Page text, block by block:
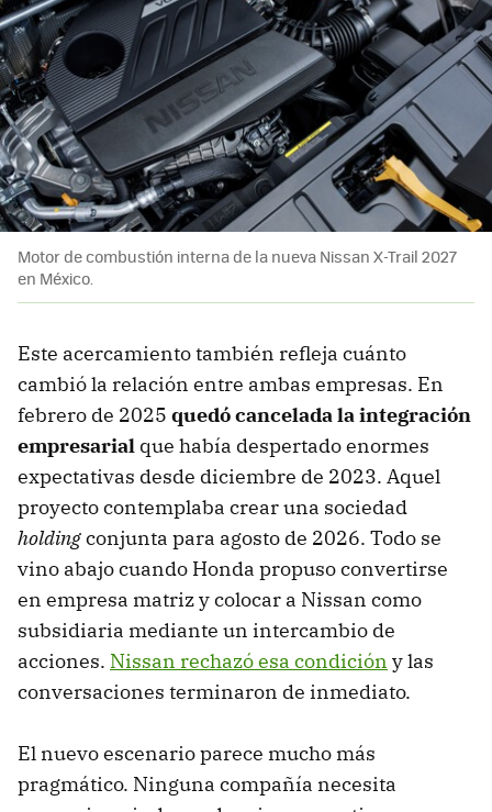
Motor de combustión interna de la nueva Nissan X-Trail 2027
en México.
Este acercamiento también refleja cuánto
cambió la relación entre ambas empresas. En
febrero de 2025 quedó cancelada la integración
empresarial que había despertado enormes
expectativas desde diciembre de 2023. Aquel
proyecto contemplaba crear una sociedad
holdingconjunta para agosto de 2026. Todo se
vino abajo cuando Honda propuso convertirse
en empresa matriz y colocar a Nissan como
subsidiaria mediante un intercambio de
acciones. Nissan rechazó esa condición y las
conversaciones terminaron de inmediato.
El nuevo escenario parece mucho más
pragmático. Ninguna compañía necesita